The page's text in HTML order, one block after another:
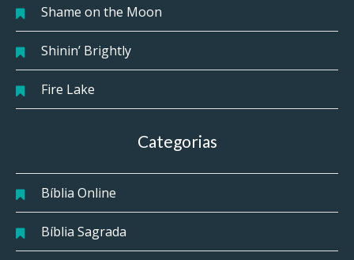
Shame on the Moon
Shinin’ Brightly
Fire Lake
Categorias
Bíblia Online
Bíblia Sagrada